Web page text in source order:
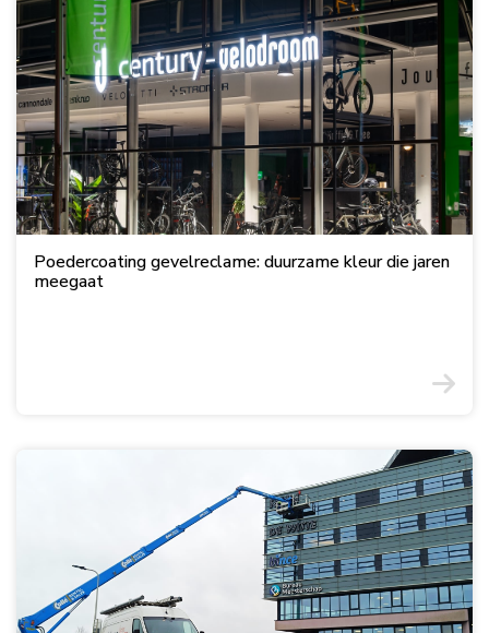
Poedercoating gevelreclame: duurzame kleur die jaren
meegaat